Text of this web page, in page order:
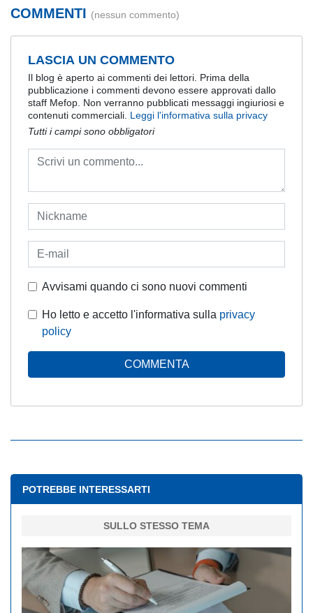
COMMENTI (nessun commento)
LASCIA UN COMMENTO
Il blog è aperto ai commenti dei lettori. Prima della
pubblicazione i commenti devono essere approvati dallo
staff Mefop. Non verranno pubblicati messaggi ingiuriosi e
contenuti commerciali. Leggi l'informativa sulla privacy
Tutti i campi sono obbligatori
Avvisami quando ci sono nuovi commenti
Ho letto e accetto l'informativa sulla privacy
policy
COMMENTA
POTREBBE INTERESSARTI
SULLO STESSO TEMA